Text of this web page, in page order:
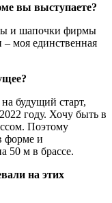
вы выступаете?
и шапочки фирмы
моя единственная
будущий старт,
году. Хочу быть в
Поэтому
форме и
50 м в брассе.
на этих